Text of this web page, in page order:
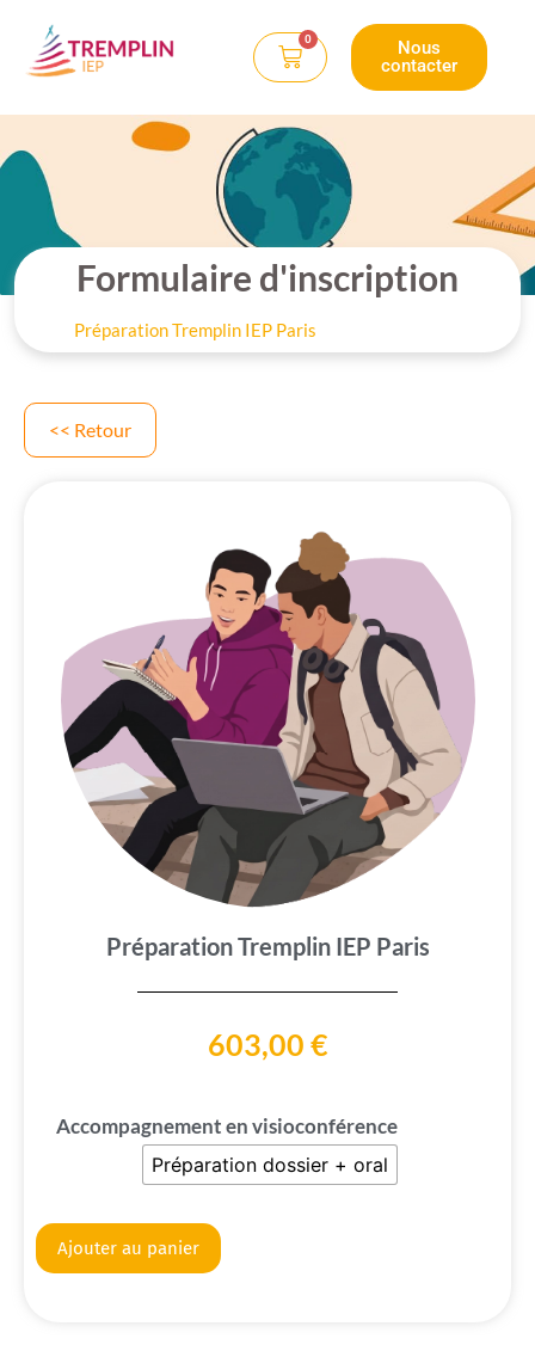
0
Nous
contacter
Formulaire d'inscription
Préparation Tremplin IEP Paris
<< Retour
Préparation Tremplin IEP Paris
603,00 €
Accompagnement en visioconférence
Préparation dossier + oral
Ajouter au panier